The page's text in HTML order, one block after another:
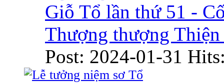
Giỗ Tổ lần thứ 51 -
Thượng thượng Thiện
Post: 2024-01-31